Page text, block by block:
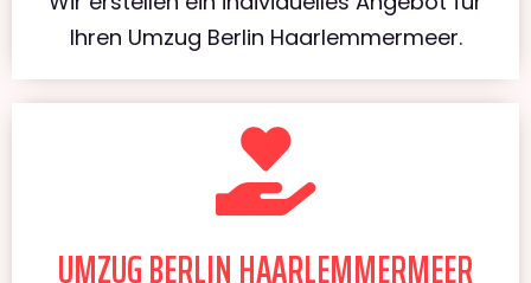
Ihren Umzug Berlin Haarlemmermeer.
UMZUG BERLIN HAARLEMMERMEER